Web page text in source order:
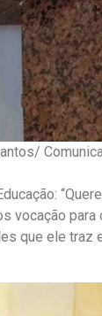
vocação
que ele traz